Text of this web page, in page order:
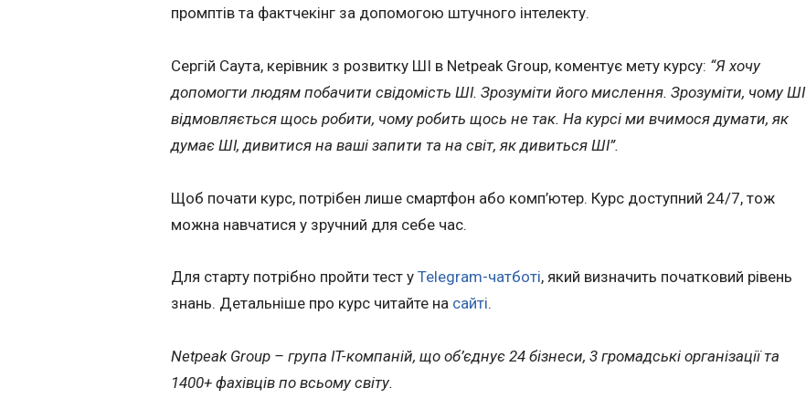
промптів та фактчекінг за допомогою штучного інтелекту.
Сергій Саута, керівник з розвитку ШІ в Netpeak Group, коментує мету курсу: “Я хочу
допомогти людям побачити свідомість ШІ. Зрозуміти його мислення. Зрозуміти, чому ШІ
відмовляється щось робити, чому робить щось не так. На курсі ми вчимося думати, як
думає ШІ, дивитися на ваші запити та на світ, як дивиться ШІ”.
Щоб почати курс, потрібен лише смартфон або комп’ютер. Курс доступний 24/7, тож
можна навчатися у зручний для себе час.
Для старту потрібно пройти тест у Telegram-чатботі, який визначить початковий рівень
знань. Детальніше про курс читайте на сайті.
Netpeak Group – група IT-компаній, що об’єднує 24 бізнеси, 3 громадські організації та
1400+ фахівців по всьому світу.